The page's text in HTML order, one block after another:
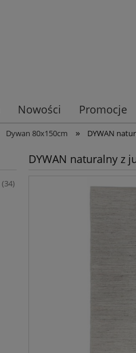
Nowości Promocje
Dywan 80x150cm » DYWAN
(34)
DYWAN naturalny z